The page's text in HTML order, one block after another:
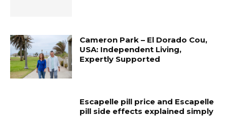
Cameron Park – El Dorado Cou,
USA: Independent Living,
Expertly Supported
Escapelle pill price and Escapelle
pill side effects explained simply